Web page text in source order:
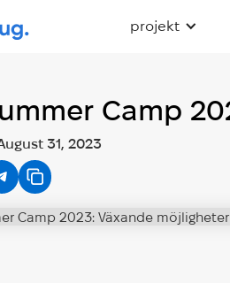
projekt
Camp
31, 2023